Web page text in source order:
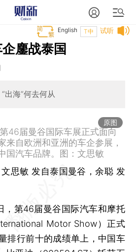
试听
T中
English
鏖战泰国
出海”何去何从
原图
46届曼谷国际车展正式面向
来自欧洲和亚洲的车企参展，
国汽车品牌。图：文思敏
思敏 发自泰国曼谷，余聪 发
第46届曼谷国际汽车和摩托
Motor Show）正式
排行前十的成绩单上，中国车